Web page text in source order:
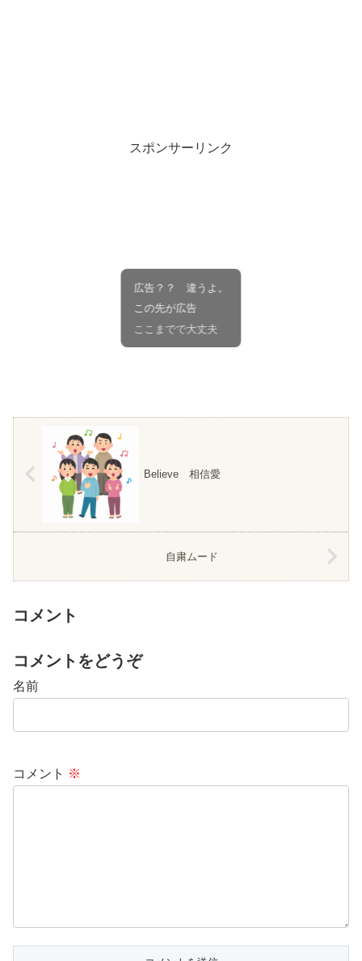
スポンサーリンク
Believe 相信愛
自粛ムード
コメント
コメントをどうぞ
名前
コメント ※
広告？？ 違うよ。
この先が広告
ここまでで大丈夫